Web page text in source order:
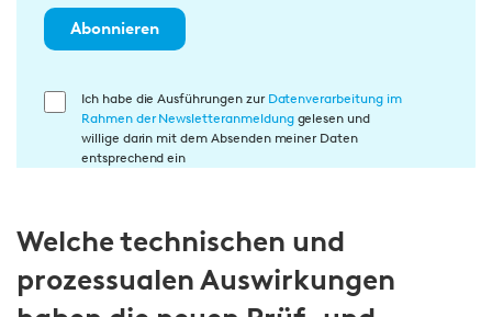
Abonnieren
E
l
i
Ich habe die Ausführungen zur Datenverarbeitung im
Rahmen der Newsletteranmeldunggelesen und
willige darin mit dem Absenden meiner Daten
entsprechend ein
Welche technischen und
prozessualen Auswirkungen